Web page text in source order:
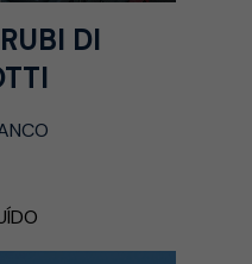
DI